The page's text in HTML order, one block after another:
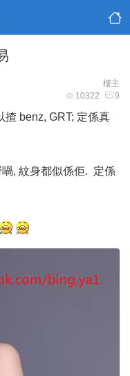
樓主
10322 9
揸 benz, GRT; 定係真
, 紋身都似係佢. 定係